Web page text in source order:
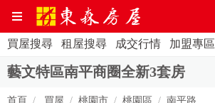
買屋搜尋 租屋搜尋 成交行情 加盟專區
藝文特區南平商圈全新3套房
首頁 買屋 桃園市 桃園區 南平路